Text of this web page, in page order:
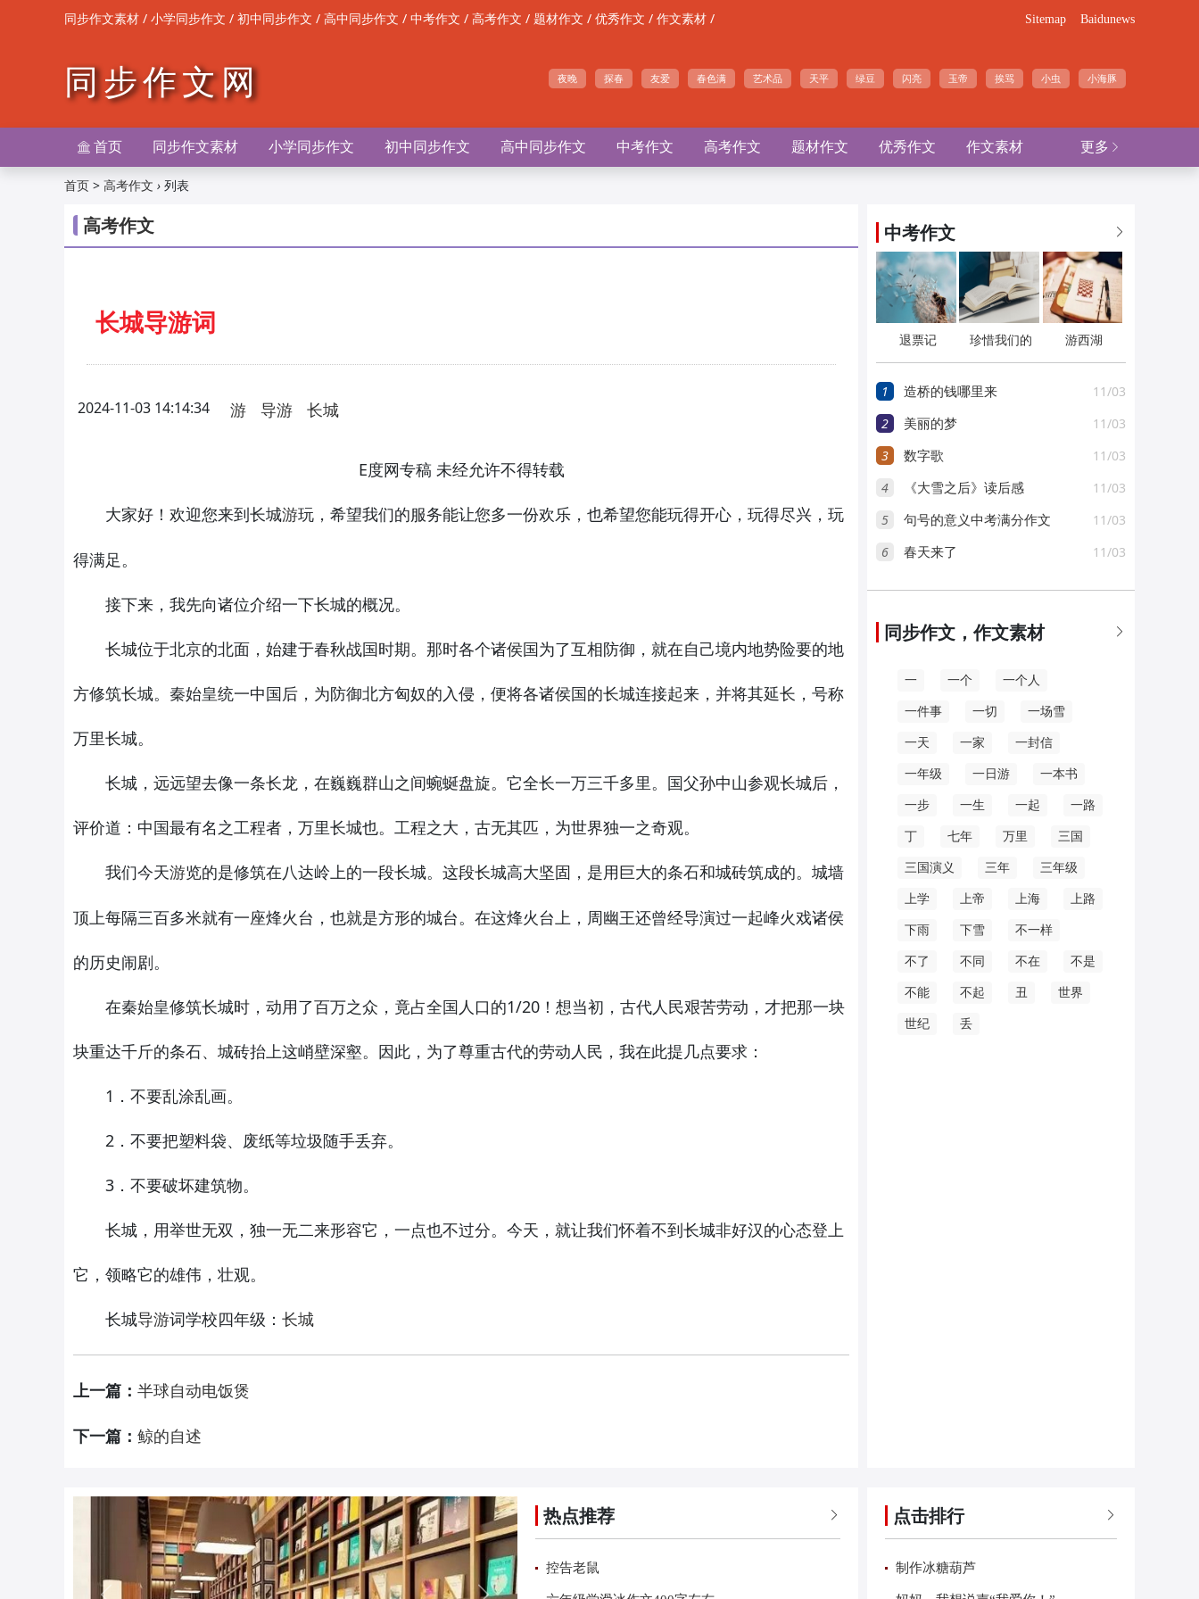
同步作文素材 / 小学同步作文 / 初中同步作文 / 高中同步作文 / 中考作文 / 高考作文 / 题材作文 / 优秀作文 / 作文素材 / Sitemap Baidunews
同步作文网 夜晚 探春 友爱 春色满 艺术品 天平 绿豆 闪亮 玉帝 挨骂 小虫 小海豚
更多 
 首页 同步作文素材 小学同步作文 初中同步作文 高中同步作文 中考作文 高考作文 题材作文 优秀作文 作文素材
首页 > 高考作文 › 列表
高考作文
长城导游词
2024-11-03 14:14:34 游 导游 长城
E度网专稿 未经允许不得转载
大家好！欢迎您来到长城游玩，希望我们的服务能让您多一份欢乐，也希望您能玩得开心，玩得尽兴，玩
得满足。
接下来，我先向诸位介绍一下长城的概况。
长城位于北京的北面，始建于春秋战国时期。那时各个诸侯国为了互相防御，就在自己境内地势险要的地
方修筑长城。秦始皇统一中国后，为防御北方匈奴的入侵，便将各诸侯国的长城连接起来，并将其延长，号称
万里长城。
长城，远远望去像一条长龙，在巍巍群山之间蜿蜒盘旋。它全长一万三千多里。国父孙中山参观长城后，
评价道：中国最有名之工程者，万里长城也。工程之大，古无其匹，为世界独一之奇观。
我们今天游览的是修筑在八达岭上的一段长城。这段长城高大坚固，是用巨大的条石和城砖筑成的。城墙
顶上每隔三百多米就有一座烽火台，也就是方形的城台。在这烽火台上，周幽王还曾经导演过一起峰火戏诸侯
的历史闹剧。
在秦始皇修筑长城时，动用了百万之众，竟占全国人口的1/20！想当初，古代人民艰苦劳动，才把那一块
块重达千斤的条石、城砖抬上这峭壁深壑。因此，为了尊重古代的劳动人民，我在此提几点要求：
1．不要乱涂乱画。
2．不要把塑料袋、废纸等垃圾随手丢弃。
3．不要破坏建筑物。
长城，用举世无双，独一无二来形容它，一点也不过分。今天，就让我们怀着不到长城非好汉的心态登上
它，领略它的雄伟，壮观。
长城导游词学校四年级： 长城
上一篇： 半球自动电饭煲
下一篇： 鲸的自述

中考作文
退票记
珍惜我们的
家园
游西湖
1 11/03
造桥的钱哪里来
2 11/03
美丽的梦
3 11/03
数字歌
4 11/03
《大雪之后》读后感
5 11/03
句号的意义中考满分作文
6 11/03
春天来了

同步作文，作文素材
一 一个 一个人
一件事 一切 一场雪
一天 一家 一封信
一年级 一日游 一本书
一步 一生 一起 一路
丁 七年 万里 三国
三国演义 三年 三年级
上学 上帝 上海 上路
下雨 下雪 不一样
不了 不同 不在 不是
不能 不起 丑 世界
世纪 丢

热点推荐
控告老鼠

点击排行
制作冰糖葫芦